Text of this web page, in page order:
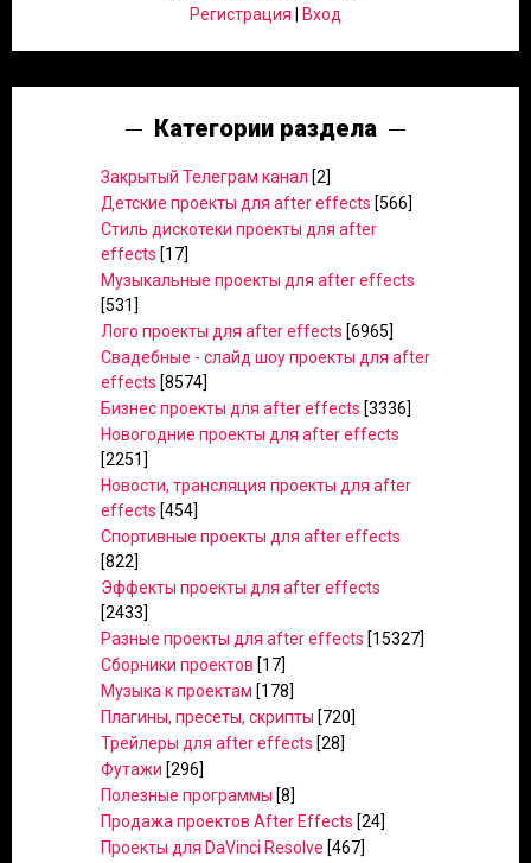
Регистрация
Вход
Категории раздела
Закрытый Телеграм канал [2]
Детские проекты для after effects [566]
Стиль дискотеки проекты для after
effects [17]
Музыкальные проекты для after effects
[531]
Лого проекты для after effects [6965]
Свадебные - слайд шоу проекты для after
effects [8574]
Бизнес проекты для after effects [3336]
Новогодние проекты для after effects
[2251]
Новости, трансляция проекты для after
effects [454]
Спортивные проекты для after effects
[822]
Эффекты проекты для after effects
[2433]
Разные проекты для after effects [15327]
Сборники проектов [17]
Музыка к проектам [178]
Плагины, пресеты, скрипты [720]
Трейлеры для after effects [28]
Футажи [296]
Полезные программы [8]
Продажа проектов After Effects [24]
Проекты для DaVinci Resolve [467]